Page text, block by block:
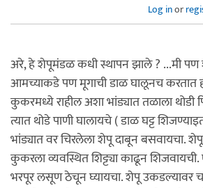
Log inor
अरे, हे शेपूमंडळ कधी स्थापन झाले ? ...मी पण
आमच्याकडे पण मूगाची डाळ घालूनच करतात
कुकरमध्ये राहील अशा भांड्यात तळाला
त्यात थोडे पाणी घालायचे ( डाळ घट्ट
भांड्यात वर चिरलेला शेपू दाबून बसवायचा.
कुकरला व्यवस्थित शिट्ट्या काढून
भरपूर लसूण ठेचून घ्यायचा. शेपू उकडल्यावर